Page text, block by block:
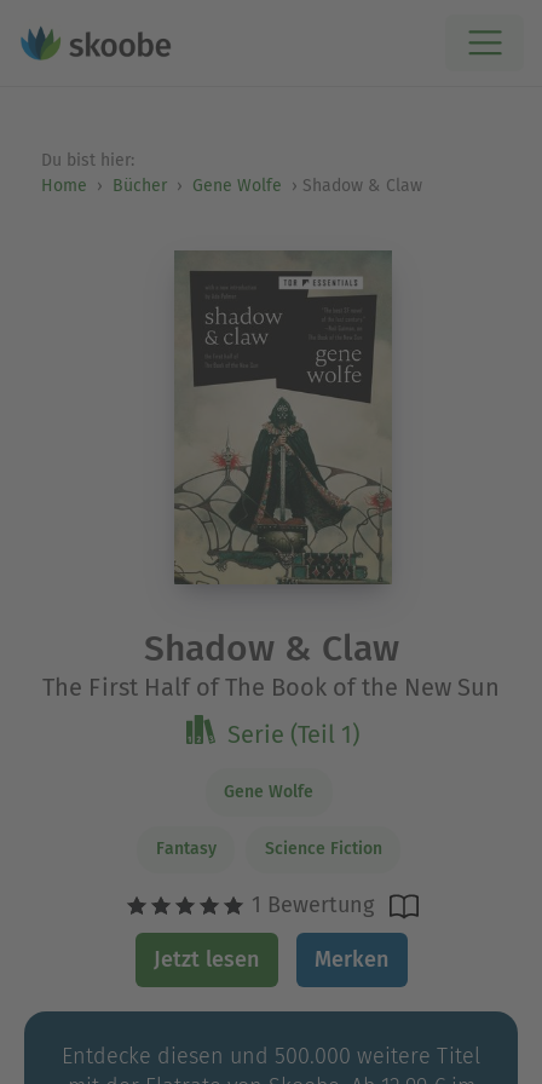
Du bist hier:
Home
Bücher Gene Wolfe Shadow & Claw
Shadow & Claw
The First Half of The Book of the New Sun
Serie (Teil 1)
Gene Wolfe
Fantasy Science Fiction
1 Bewertung
Jetzt lesen Merken
Entdecke diesen und 500.000 weitere Titel